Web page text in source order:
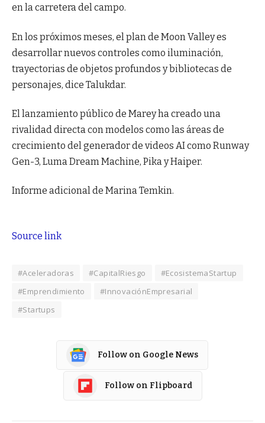
en la carretera del campo.
En los próximos meses, el plan de Moon Valley es
desarrollar nuevos controles como iluminación,
trayectorias de objetos profundos y bibliotecas de
personajes, dice Talukdar.
El lanzamiento público de Marey ha creado una
rivalidad directa con modelos como las áreas de
crecimiento del generador de videos AI como Runway
Gen-3, Luma Dream Machine, Pika y Haiper.
Informe adicional de Marina Temkin.
Source link
#Aceleradoras #CapitalRiesgo
#EcosistemaStartup
#Emprendimiento
#InnovaciónEmpresarial
#Startups
Follow on Google News
Follow on Flipboard